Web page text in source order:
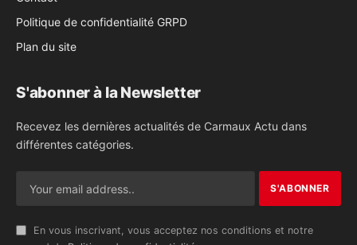
Politique de confidentialité GRPD
Plan du site
S'abonner à la Newsletter
Recevez les dernières actualités de Carmaux Actu dans
différentes catégories.
En vous inscrivant, vous acceptez nos conditions et notre